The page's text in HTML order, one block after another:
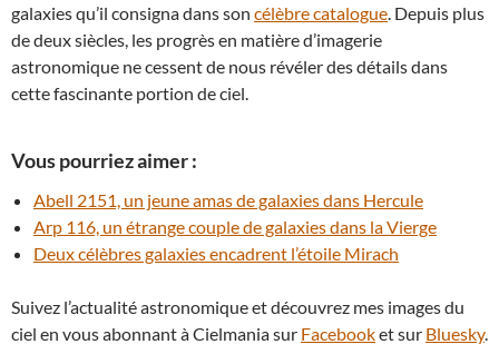
galaxies qu’il consigna dans son célèbre catalogue . Depuis plus
de deux siècles, les progrès en matière d’imagerie
astronomique ne cessent de nous révéler des détails dans
cette fascinante portion de ciel.
Vous pourriez aimer :
Abell 2151, un jeune amas de galaxies dans Hercule
Arp 116, un étrange couple de galaxies dans la Vierge
Deux célèbres galaxies encadrent l’étoile Mirach
Suivez l’actualité astronomique et découvrez mes images du
ciel en vous abonnant à Cielmania sur Facebooket sur Bluesky.